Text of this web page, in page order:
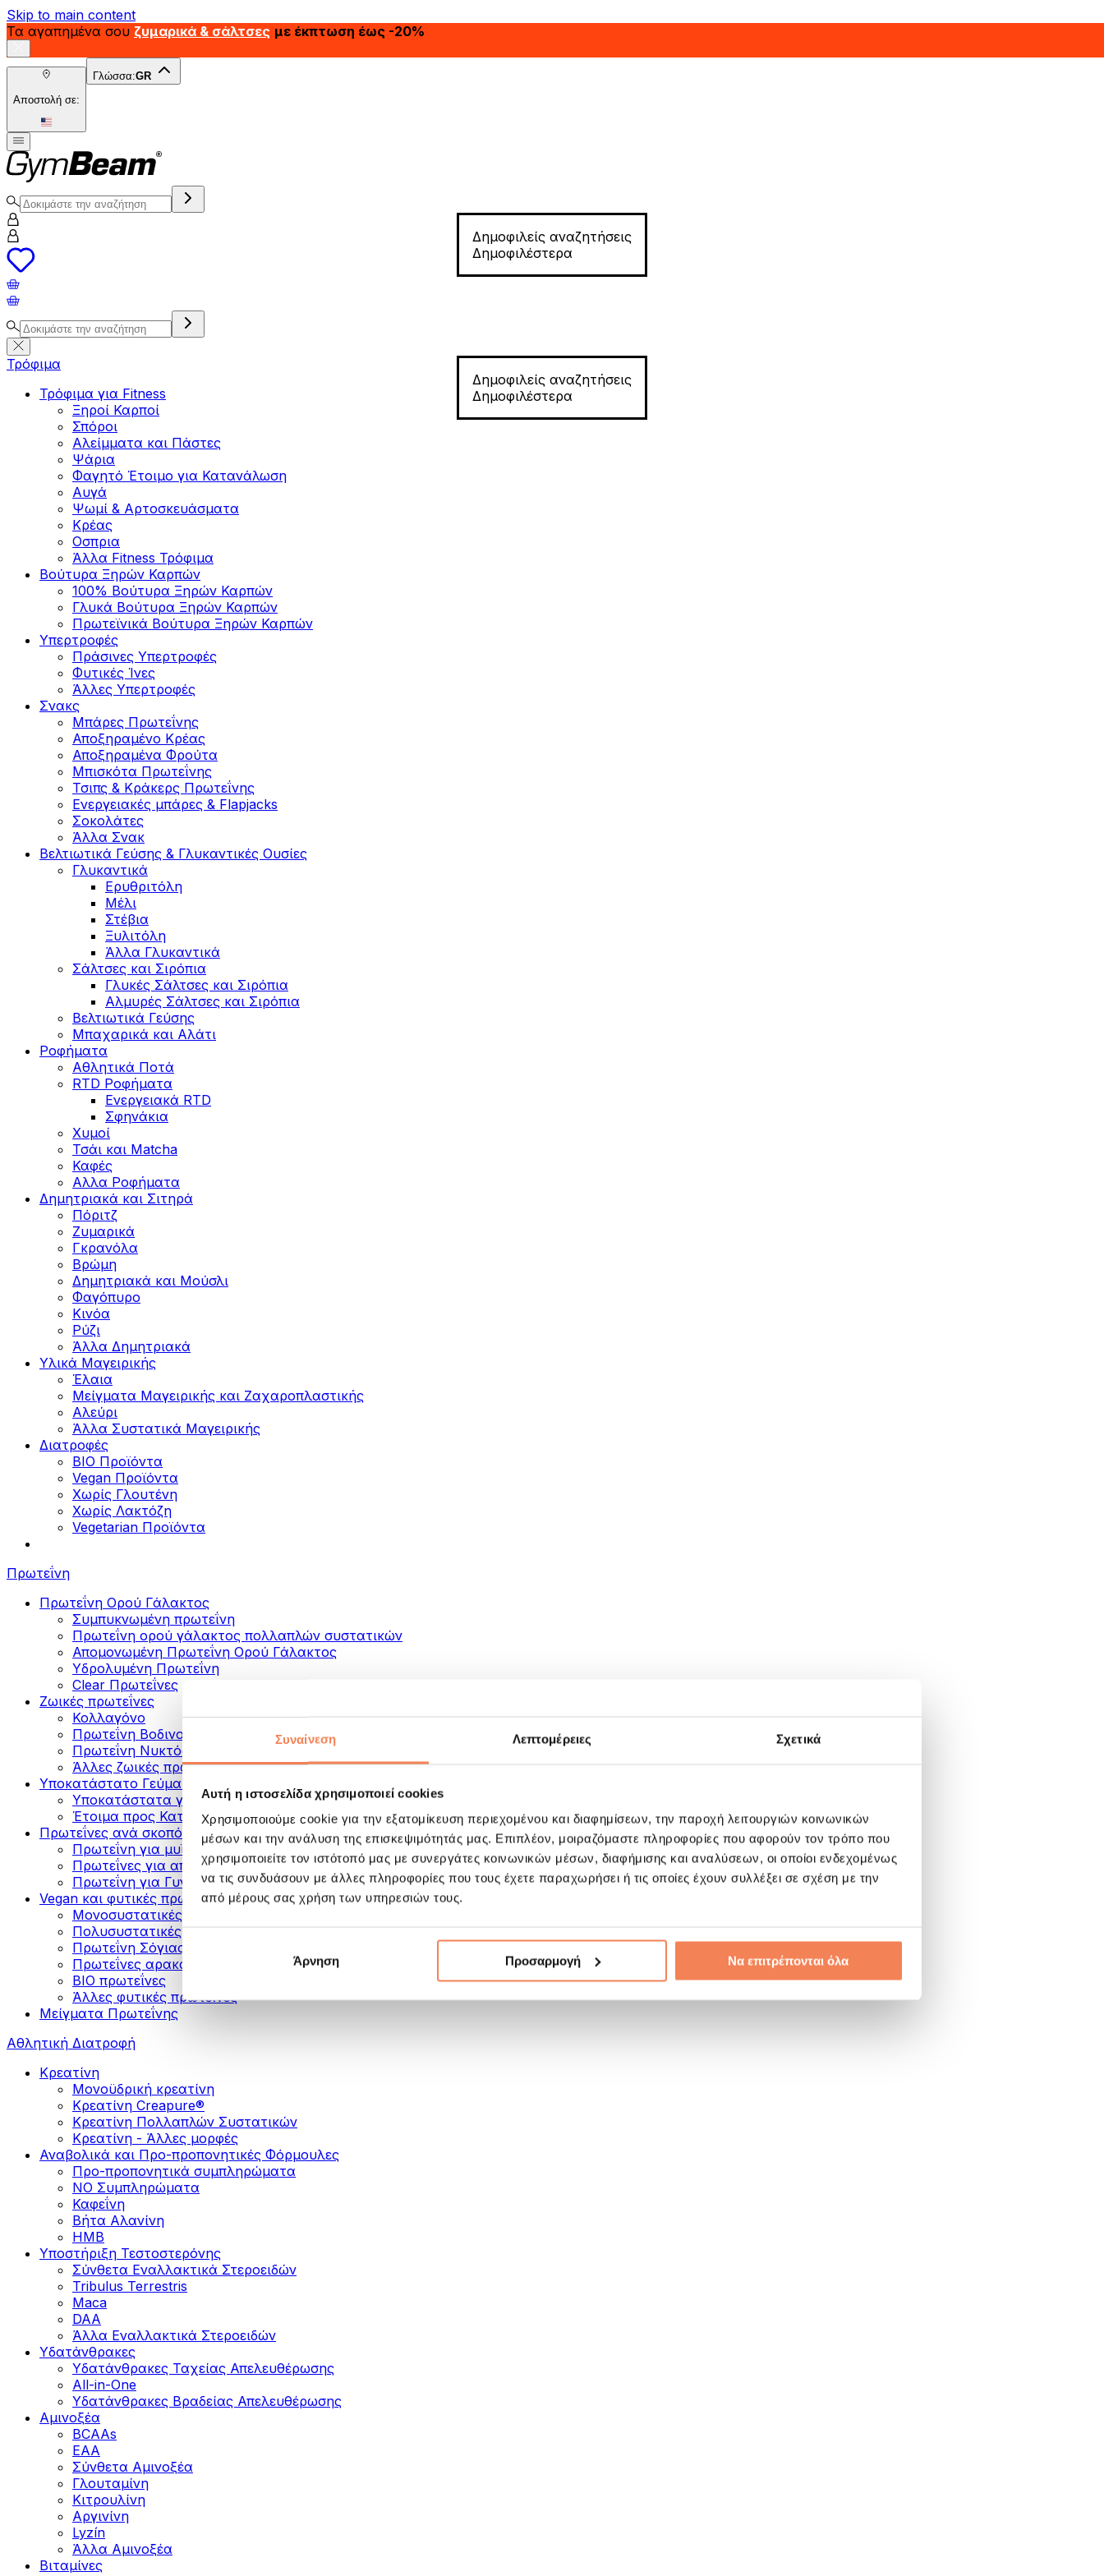
Συναίνεση Λεπτομέρειες Σχετικά
Αυτή η ιστοσελίδα χρησιμοποιεί cookies
Χρησιμοποιούμε cookie για την εξατομίκευση περιεχομένου και διαφημίσεων, την παροχή λειτουργιών κοινωνικών
μέσων και την ανάλυση της επισκεψιμότητάς μας. Επιπλέον, μοιραζόμαστε πληροφορίες που αφορούν τον τρόπο που
χρησιμοποιείτε τον ιστότοπό μας με συνεργάτες κοινωνικών μέσων, διαφήμισης και αναλύσεων, οι οποίοι ενδεχομένως
να τις συνδυάσουν με άλλες πληροφορίες που τους έχετε παραχωρήσει ή τις οποίες έχουν συλλέξει σε σχέση με την
από μέρους σας χρήση των υπηρεσιών τους.
Άρνηση Προσαρμογή Να επιτρέπονται όλα
Skip to main content
Τα αγαπημένα σου ζυμαρικά & σάλτσες με έκπτωση έως -20%
Αποστολή σε:
Γλώσσα:GR
Δημοφιλείς αναζητήσεις
Δημοφιλέστερα
Δημοφιλείς αναζητήσεις
Δημοφιλέστερα
Τρόφιμα
Τρόφιμα για Fitness
Ξηροί Καρποί
Σπόροι
Αλείμματα και Πάστες
Ψάρια
Φαγητό Έτοιμο για Κατανάλωση
Αυγά
Ψωμί & Αρτοσκευάσματα
Κρέας
Οσπρια
Άλλα Fitness Τρόφιμα
Βούτυρα Ξηρών Καρπών
100% Βούτυρα Ξηρών Καρπών
Γλυκά Βούτυρα Ξηρών Καρπών
Πρωτεϊνικά Βούτυρα Ξηρών Καρπών
Υπερτροφές
Πράσινες Υπερτροφές
Φυτικές Ίνες
Άλλες Υπερτροφές
Σνακς
Μπάρες Πρωτεΐνης
Αποξηραμένο Κρέας
Αποξηραμένα Φρούτα
Μπισκότα Πρωτεΐνης
Τσιπς & Kράκερς Πρωτεΐνης
Ενεργειακές μπάρες & Flapjacks
Σοκολάτες
Άλλα Σνακ
Βελτιωτικά Γεύσης & Γλυκαντικές Ουσίες
Γλυκαντικά
Ερυθριτόλη
Μέλι
Στέβια
Ξυλιτόλη
Άλλα Γλυκαντικά
Σάλτσες και Σιρόπια
Γλυκές Σάλτσες και Σιρόπια
Αλμυρές Σάλτσες και Σιρόπια
Bελτιωτικά Γεύσης
Μπαχαρικά και Αλάτι
Ροφήματα
Αθλητικά Ποτά
RTD Ροφήματα
Ενεργειακά RTD
Σφηνάκια
Χυμοί
Τσάι και Matcha
Καφές
Αλλα Ροφήματα
Δημητριακά και Σιτηρά
Πόριτζ
Ζυμαρικά
Γκρανόλα
Βρώμη
Δημητριακά και Μούσλι
Φαγόπυρο
Κινόα
Ρύζι
Άλλα Δημητριακά
Υλικά Μαγειρικής
Έλαια
Μείγματα Μαγειρικής και Ζαχαροπλαστικής
Αλεύρι
Άλλα Συστατικά Μαγειρικής
Διατροφές
BIO Προϊόντα
Vegan Προϊόντα
Χωρίς Γλουτένη
Χωρίς Λακτόζη
Vegetarian Προϊόντα
Πρωτεΐνη
Πρωτεΐνη Ορού Γάλακτος
Συμπυκνωμένη πρωτεΐνη
Πρωτεΐνη ορού γάλακτος πολλαπλών συστατικών
Απομονωμένη Πρωτεΐνη Ορού Γάλακτος
Υδρολυμένη Πρωτεΐνη
Clear Πρωτεΐνες
Ζωικές πρωτεΐνες
Κολλαγόνο
Πρωτεΐνη Βοδινού
Πρωτεΐνη Νυκτός
Άλλες ζωικές πρωτεΐνες
Υποκατάστατο Γεύματος
Υποκατάστατα γεύματος σε σκόνη
Έτοιμα προς Κατανάλωση Πρωτεϊνικά Ροφήματα
Πρωτεΐνες ανά σκοπό
Πρωτεΐνη για μυϊκή ανάπτυξη
Πρωτεΐνες για απώλεια βάρους
Πρωτεΐνη για Γυναίκες
Vegan και φυτικές πρωτεΐνες
Μονοσυστατικές Φυτικές Πρωτεΐνες
Πολυσυστατικές Φυτικές Πρωτεΐνες
Πρωτεΐνη Σόγιας
Πρωτεΐνες αρακά
ΒIO πρωτεΐνες
Άλλες φυτικές πρωτεΐνες
Μείγματα Πρωτεΐνης
Αθλητική Διατροφή
Κρεατίνη
Μονοϋδρική κρεατίνη
Κρεατίνη Creapure®
Κρεατίνη Πολλαπλών Συστατικών
Κρεατίνη - Άλλες μορφές
Αναβολικά και Προ-προπονητικές Φόρμουλες
Προ-προπονητικά συμπληρώματα
ΝΟ Συμπληρώματα
Καφεΐνη
Βήτα Αλανίνη
HMB
Υποστήριξη Τεστοστερόνης
Σύνθετα Εναλλακτικά Στεροειδών
Tribulus Terrestris
Maca
DAA
Άλλα Εναλλακτικά Στεροειδών
Υδατάνθρακες
Υδατάνθρακες Ταχείας Απελευθέρωσης
All-in-One
Υδατάνθρακες Βραδείας Απελευθέρωσης
Αμινοξέα
BCAAs
EAA
Σύνθετα Αμινοξέα
Γλουταμίνη
Κιτρουλίνη
Αργινίνη
Lyzín
Άλλα Αμινοξέα
Βιταμίνες